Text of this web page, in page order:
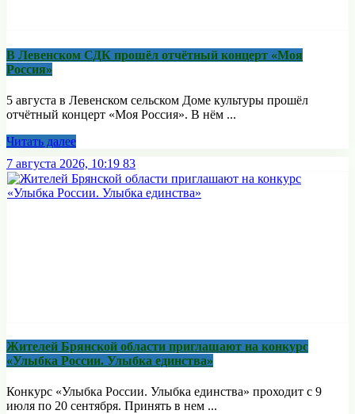
В Левенском СДК прошёл отчётный концерт «Моя
Россия»
5 августа в Левенском сельском Доме культуры прошёл
отчётный концерт «Моя Россия». В нём ...
Читать далее
7 августа 2026, 10:19 83
Жителей Брянской области приглашают на конкурс
«Улыбка России. Улыбка единства»
Конкурс «Улыбка России. Улыбка единства» проходит с 9
июля по 20 сентября. Принять в нем ...